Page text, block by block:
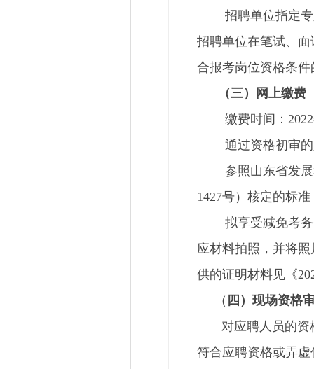
招聘单位指定专人
招聘单位在笔试、
合报考岗位资格条
（三）网上缴费
缴费时间：2022
通过资格初审的人
参照山东省发展和
1427号）核定的标
拟享受减免考务费
应材料拍照，并将
供的证明材料见《
（ 四）现场资格
对应聘人员的资格
符合应聘资格或弄